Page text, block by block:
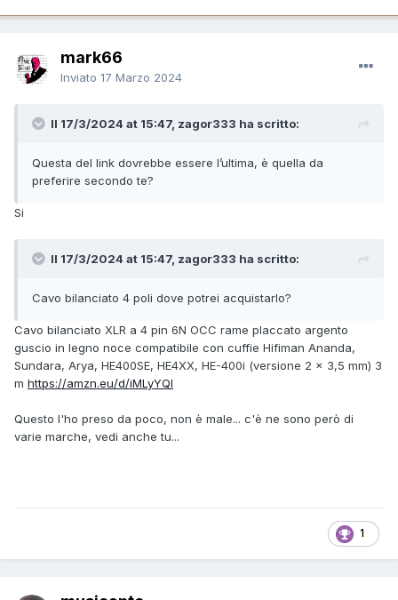
mark66
Inviato 17 Marzo 2024
Il 17/3/2024 at 15:47, zagor333 ha scritto:
Questa del link dovrebbe essere l’ultima, è quella da
preferire secondo te?
Si
Il 17/3/2024 at 15:47, zagor333 ha scritto:
Cavo bilanciato 4 poli dove potrei acquistarlo?
Cavo bilanciato XLR a 4 pin 6N OCC rame placcato argento
guscio in legno noce compatibile con cuffie Hifiman Ananda,
Sundara, Arya, HE400SE, HE4XX, HE-400i (versione 2 x 3,5 mm) 3
m https://amzn.eu/d/iMLyYQI
Questo l'ho preso da poco, non è male... c'è ne sono però di
varie marche, vedi anche tu...
1